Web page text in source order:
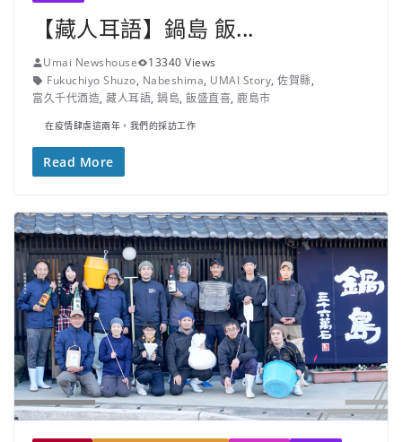
【藏人耳語】鍋島 飯...
Umai Newshouse
13340 Views
Fukuchiyo Shuzo, Nabeshima, UMAI Story, 佐賀縣,
富久千代酒造, 藏人耳語, 鍋島, 飯盛直喜, 鹿島市
在疫情肆虐這兩年，我們的採訪工作
Read More